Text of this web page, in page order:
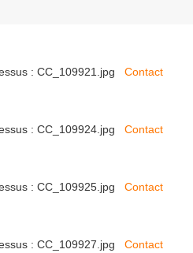
: CC_109921.jpg Contact
: CC_109924.jpg Contact
: CC_109925.jpg Contact
: CC_109927.jpg Contact